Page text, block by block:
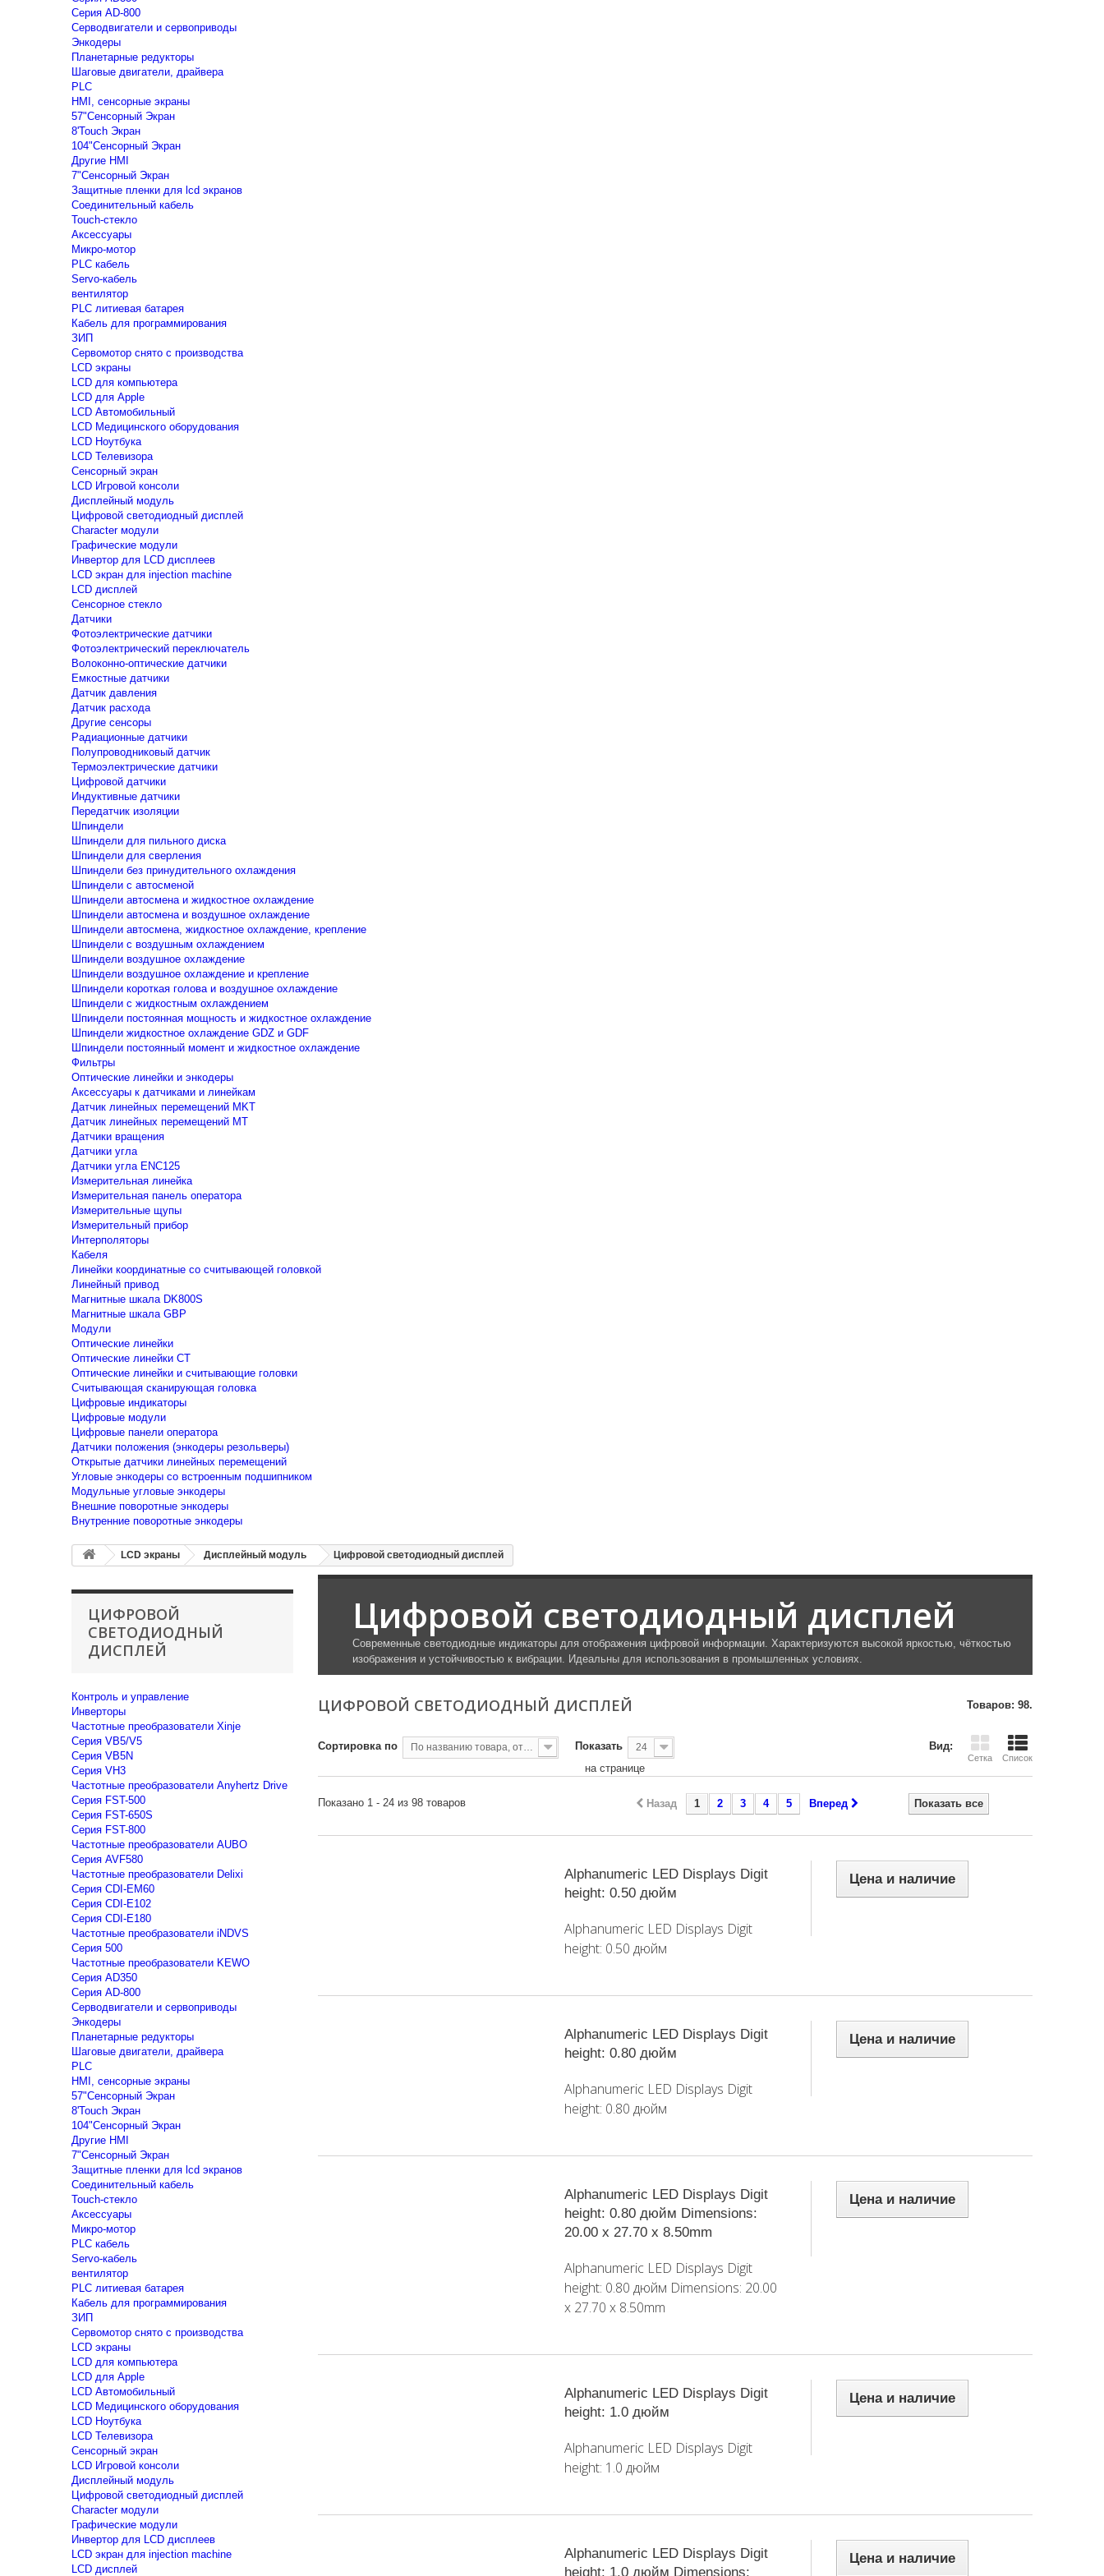
Серия AD-800
Серводвигатели и сервоприводы
Энкодеры
Планетарные редукторы
Шаговые двигатели, драйвера
PLC
HMI, сенсорные экраны
57"Сенсорный Экран
8'Touch Экран
104"Сенсорный Экран
Другие HMI
7"Сенсорный Экран
Защитные пленки для lcd экранов
Соединительный кабель
Touch-стекло
Аксессуары
Микро-мотор
PLC кабель
Servo-кабель
вентилятор
PLC литиевая батарея
Кабель для программирования
ЗИП
Сервомотор снято с производства
LCD экраны
LCD для компьютера
LCD для Apple
LCD Автомобильный
LCD Медицинского оборудования
LCD Ноутбука
LCD Телевизора
Сенсорный экран
LCD Игровой консоли
Дисплейный модуль
Цифровой светодиодный дисплей
Сharacter модули
Графические модули
Инвертор для LCD дисплеев
LCD экран для injection machine
LCD дисплей
Сенсорное стекло
Датчики
Фотоэлектрические датчики
Фотоэлектрический переключатель
Волоконно-оптические датчики
Емкостные датчики
Датчик давления
Датчик расхода
Другие сенсоры
Радиационные датчики
Полупроводниковый датчик
Термоэлектрические датчики
Цифровой датчики
Индуктивные датчики
Передатчик изоляции
Шпиндели
Шпиндели для пильного диска
Шпиндели для сверления
Шпиндели без принудительного охлаждения
Шпиндели с автосменой
Шпиндели автосмена и жидкостное охлаждение
Шпиндели автосмена и воздушное охлаждение
Шпиндели автосмена, жидкостное охлаждение, крепление
Шпиндели с воздушным охлаждением
Шпиндели воздушное охлаждение
Шпиндели воздушное охлаждение и крепление
Шпиндели короткая голова и воздушное охлаждение
Шпиндели с жидкостным охлаждением
Шпиндели постоянная мощность и жидкостное охлаждение
Шпиндели жидкостное охлаждение GDZ и GDF
Шпиндели постоянный момент и жидкостное охлаждение
Фильтры
Оптические линейки и энкодеры
Аксессуары к датчиками и линейкам
Датчик линейных перемещений MKT
Датчик линейных перемещений MT
Датчики вращения
Датчики угла
Датчики угла ENC125
Измерительная линейка
Измерительная панель оператора
Измерительные щупы
Измерительный прибор
Интерполяторы
Кабеля
Линейки координатные со считывающей головкой
Линейный привод
Магнитные шкала DK800S
Магнитные шкала GBP
Модули
Оптические линейки
Оптические линейки CT
Оптические линейки и считывающие головки
Считывающая сканирующая головка
Цифровые индикаторы
Цифровые модули
Цифровые панели оператора
Датчики положения (энкодеры резольверы)
Открытые датчики линейных перемещений
Угловые энкодеры со встроенным подшипником
Модульные угловые энкодеры
Внешние поворотные энкодеры
Внутренние поворотные энкодеры
LCD экраны Дисплейный модуль Цифровой светодиодный дисплей
ЦИФРОВОЙ
СВЕТОДИОДНЫЙ
ДИСПЛЕЙ
Контроль и управление
Инверторы
Частотные преобразователи Xinje
Cерия VB5/V5
Cерия VB5N
Cерия VH3
Частотные преобразователи Anyhertz Drive
Серия FST-500
Серия FST-650S
Серия FST-800
Частотные преобразователи AUBO
Серия AVF580
Частотные преобразователи Delixi
Серия CDI-EM60
Серия CDI-E102
Серия CDI-E180
Частотные преобразователи iNDVS
Серия 500
Частотные преобразователи KEWO
Серия AD350
Серия AD-800
Серводвигатели и сервоприводы
Энкодеры
Планетарные редукторы
Шаговые двигатели, драйвера
PLC
HMI, сенсорные экраны
57"Сенсорный Экран
8'Touch Экран
104"Сенсорный Экран
Другие HMI
7"Сенсорный Экран
Защитные пленки для lcd экранов
Соединительный кабель
Touch-стекло
Аксессуары
Микро-мотор
PLC кабель
Servo-кабель
вентилятор
PLC литиевая батарея
Кабель для программирования
ЗИП
Сервомотор снято с производства
LCD экраны
LCD для компьютера
LCD для Apple
LCD Автомобильный
LCD Медицинского оборудования
LCD Ноутбука
LCD Телевизора
Сенсорный экран
LCD Игровой консоли
Дисплейный модуль
Цифровой светодиодный дисплей
Сharacter модули
Графические модули
Инвертор для LCD дисплеев
LCD экран для injection machine
LCD дисплей
Цифровой светодиодный дисплей
Современные светодиодные индикаторы для отображения цифровой информации. Характеризуются высокой яркостью, чёткостью
изображения и устойчивостью к вибрации. Идеальны для использования в промышленных условиях.
ЦИФРОВОЙ СВЕТОДИОДНЫЙ ДИСПЛЕЙ Товаров: 98.
Вид:
Сетка Список
Сортировка по По названию товара, от А до Я Показать 24
на странице
Показать все
Назад 1 2 3 4 5 Вперед
Показано 1 - 24 из 98 товаров
Alphanumeric LED Displays Digit
height: 0.50 дюйм
Alphanumeric LED Displays Digit
height: 0.50 дюйм
Цена и наличие
Alphanumeric LED Displays Digit
height: 0.80 дюйм
Alphanumeric LED Displays Digit
height: 0.80 дюйм
Цена и наличие
Alphanumeric LED Displays Digit
height: 0.80 дюйм Dimensions:
20.00 x 27.70 x 8.50mm
Alphanumeric LED Displays Digit
height: 0.80 дюйм Dimensions: 20.00
x 27.70 x 8.50mm
Цена и наличие
Alphanumeric LED Displays Digit
height: 1.0 дюйм
Alphanumeric LED Displays Digit
height: 1.0 дюйм
Цена и наличие
Alphanumeric LED Displays Digit
height: 1.0 дюйм Dimensions:
Цена и наличие